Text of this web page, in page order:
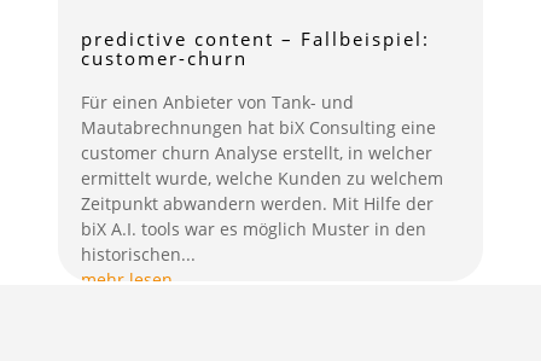
predictive content – Fallbeispiel:
customer-churn
Für einen Anbieter von Tank- und
Mautabrechnungen hat biX Consulting eine
customer churn Analyse erstellt, in welcher
ermittelt wurde, welche Kunden zu welchem
Zeitpunkt abwandern werden. Mit Hilfe der
biX A.I. tools war es möglich Muster in den
historischen...
mehr lesen